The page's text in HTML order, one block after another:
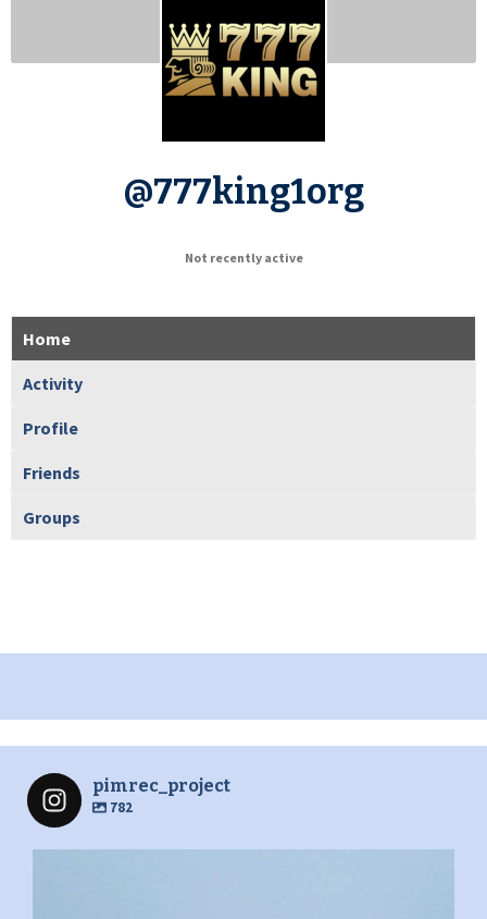
@777king1org
Not recently active
Home
Activity
Profile
Friends
Groups
pimrec_project
782